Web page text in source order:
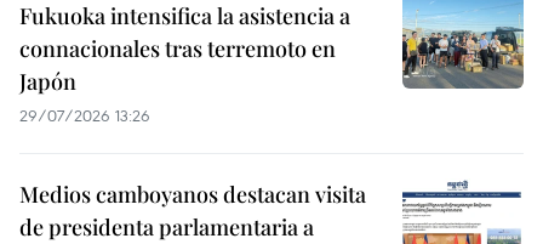
Fukuoka intensifica la asistencia a
connacionales tras terremoto en
Japón
29/07/2026 13:26
Medios camboyanos destacan visita
de presidenta parlamentaria a